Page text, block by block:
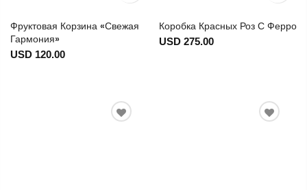
Фруктовая Корзина «Свежая
Гармония»
USD 120.00
Коробка Красных Роз С Ферро
USD 275.00